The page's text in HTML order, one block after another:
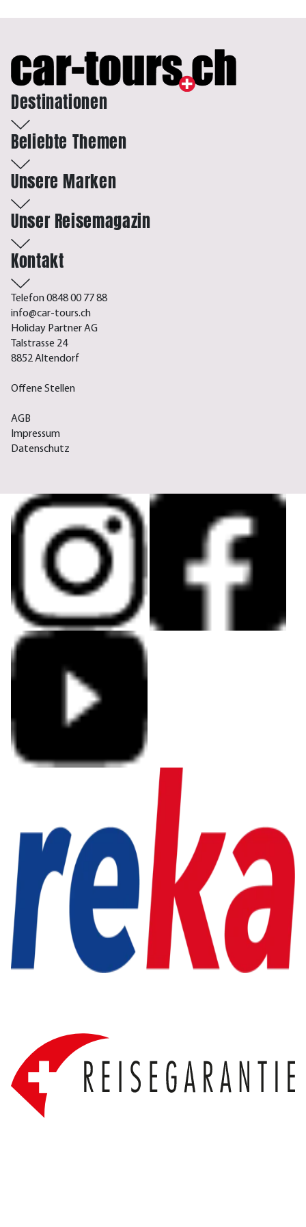
Destinationen
Beliebte Themen
Unsere Marken
Unser Reisemagazin
Kontakt
Telefon 0848 00 77 88
info@car-tours.ch
Holiday Partner AG
Talstrasse 24
8852 Altendorf
Offene Stellen
AGB
Impressum
Datenschutz